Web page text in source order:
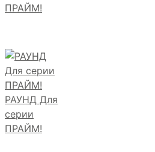
ПРАЙМ!
РАУНД Для
серии
ПРАЙМ!